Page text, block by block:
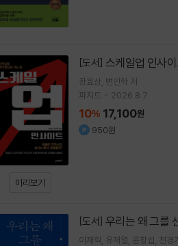
미리보기
[도서] 스케일업 인사
장효상 변인학 저
파지트
2026.8.7.
10% 17,100원
950원
[도서] 우리는 왜 그를
이재혁 유재열 윤창섭 천경기